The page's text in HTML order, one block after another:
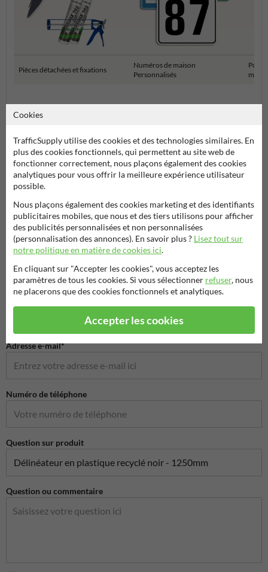
Pièces détachées et fixations
Numéros de maison
Personnalisés
Numéro réfléchissant
Poser votre question à Signalisationtouristique.be
Nom*
Nom de l'entreprise
Adresse e-mail*
Numéro de téléphone
Question sur produit
Question ou commentaire
Cookies
TrafficSupply utilise des cookies et des technologies similaires. En
plus des cookies fonctionnels, qui permettent au site web de
fonctionner correctement, nous plaçons également des cookies
analytiques pour vous offrir la meilleure expérience utilisateur
possible.
Nous plaçons également des cookies marketing et des identifiants
publicitaires mobiles, que nous et des tiers utilisons pour afficher
des publicités personnalisées et non personnalisées
(personnalisation des annonces). En savoir plus ? Lisez tout sur
notre politique en matière de cookies ici.
En cliquant sur "Accepter les cookies", vous acceptez les
paramètres de tous les cookies. Si vous sélectionner refuser, nous
ne placerons que des cookies fonctionnels et analytiques.
Accepter les cookies